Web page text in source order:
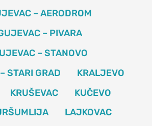
– AERODROM
– PIVARA
– STANOVO
STARI GRAD
KRALJEVO
KRUŠEVAC
KUČEVO
LAJKOVAC